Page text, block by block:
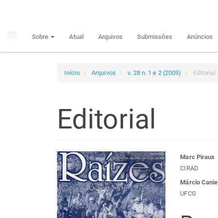
principal
Sobre Atual Arquivos Submissões Anúncios
Início Arquivos v. 28 n. 1 e 2 (2009) Editorial
Editorial
Barra
lateral
de
do
Marc Piraux
CIRAD
Márcio
UFCG